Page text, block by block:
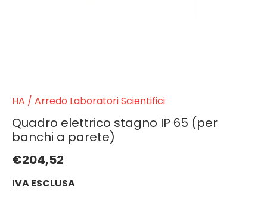
HA / Arredo Laboratori Scientifici
Quadro elettrico stagno IP 65 (per
banchi a parete)
€204,52
IVA ESCLUSA